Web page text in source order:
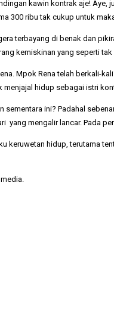
kawin kontrak aje!
300 ribu tak cukup untuk
terbayang di benak dan
kemiskinan yang seperti tak
Mpok Rena telah berkali-
hidup sebagai istri
ini? Padahal
yang mengalir lancar. Pada
keruwetan hidup, terutama